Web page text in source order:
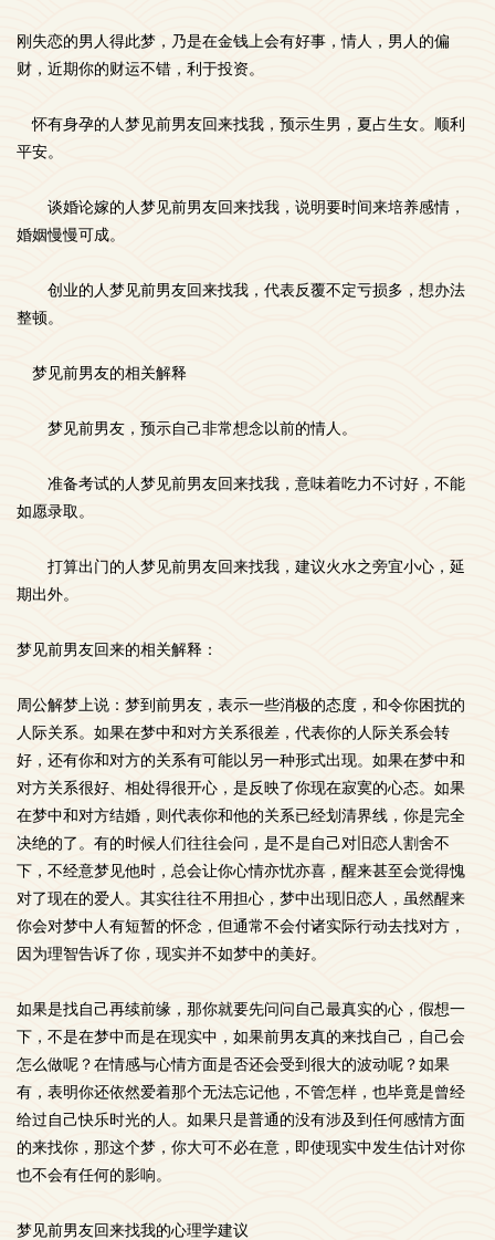
刚失恋的男人得此梦，乃是在金钱上会有好事，情人，男人的偏
财，近期你的财运不错，利于投资。
怀有身孕的人梦见前男友回来找我，预示生男，夏占生女。顺利
平安。
谈婚论嫁的人梦见前男友回来找我，说明要时间来培养感情，
婚姻慢慢可成。
创业的人梦见前男友回来找我，代表反覆不定亏损多，想办法
整顿。
梦见前男友的相关解释
梦见前男友，预示自己非常想念以前的情人。
准备考试的人梦见前男友回来找我，意味着吃力不讨好，不能
如愿录取。
打算出门的人梦见前男友回来找我，建议火水之旁宜小心，延
期出外。
梦见前男友回来的相关解释：
周公解梦上说：梦到前男友，表示一些消极的态度，和令你困扰的
人际关系。如果在梦中和对方关系很差，代表你的人际关系会转
好，还有你和对方的关系有可能以另一种形式出现。如果在梦中和
对方关系很好、相处得很开心，是反映了你现在寂寞的心态。如果
在梦中和对方结婚，则代表你和他的关系已经划清界线，你是完全
决绝的了。有的时候人们往往会问，是不是自己对旧恋人割舍不
下，不经意梦见他时，总会让你心情亦忧亦喜，醒来甚至会觉得愧
对了现在的爱人。其实往往不用担心，梦中出现旧恋人，虽然醒来
你会对梦中人有短暂的怀念，但通常不会付诸实际行动去找对方，
因为理智告诉了你，现实并不如梦中的美好。
如果是找自己再续前缘，那你就要先问问自己最真实的心，假想一
下，不是在梦中而是在现实中，如果前男友真的来找自己，自己会
怎么做呢？在情感与心情方面是否还会受到很大的波动呢？如果
有，表明你还依然爱着那个无法忘记他，不管怎样，也毕竟是曾经
给过自己快乐时光的人。如果只是普通的没有涉及到任何感情方面
的来找你，那这个梦，你大可不必在意，即使现实中发生估计对你
也不会有任何的影响。
梦见前男友回来找我的心理学建议